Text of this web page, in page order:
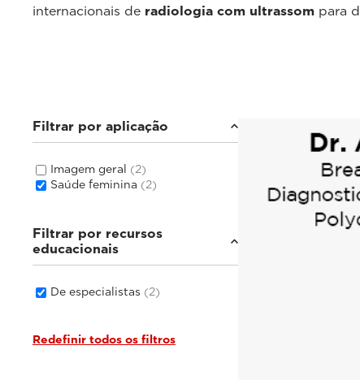
internacionais de radiologia com ultrassom para
Filtrar por aplicação
Imagem geral (2)
Saúde feminina (2)
Filtrar por recursos
educacionais
De especialistas (2)
Redefinir todos os filtros